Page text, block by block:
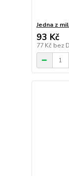
Jedna z
93 Kč
77 Kč bez